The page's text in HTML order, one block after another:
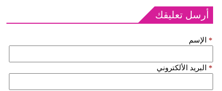
أرسل تعليقك
الإسم *
البريد الألكتروني *